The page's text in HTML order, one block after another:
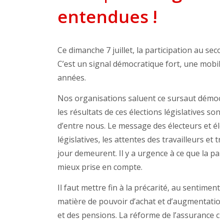
entendues !
Ce dimanche 7 juillet, la participation au
C’est un signal démocratique fort, une
années.
Nos organisations saluent ce sursaut
les résultats de ces élections législatives
d’entre nous. Le message des électeurs et
législatives, les attentes des travailleurs et
jour demeurent. Il y a urgence à ce que la
mieux prise en compte.
Il faut mettre fin à la précarité, au
matière de pouvoir d’achat et
et des pensions. La réforme de